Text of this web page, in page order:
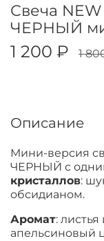
Свеча
ЧЕРНЫЙ
1 200 ₽ 1
Описание
Мини-версия
ЧЕРНЫЙ с
кристаллов:
обсидианом.
Аромат:
апельсиновый